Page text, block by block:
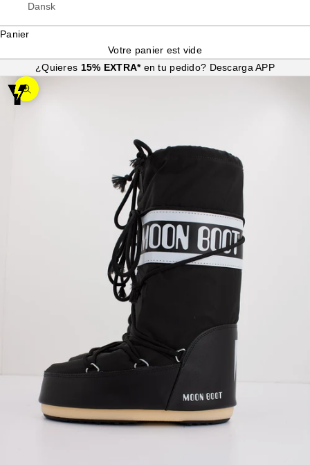
Dansk
Panier
Votre panier est vide
¿Quieres 15% EXTRA* en tu pedido? Descarga APP
Zoomer sur l'image